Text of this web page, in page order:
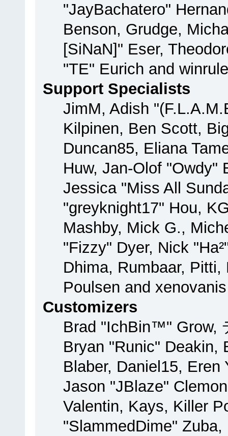
"JayBachatero"
Benson, Grudge,
[SiNaN]" Eser,
"TE" Eurich and
Support Specialists
JimM, Adish
Kilpinen, Ben Scott,
Duncan85, Eliana
Huw, Jan-Olof "Owdy"
Jessica "Miss All
"greyknight17" Hou,
Mashby, Mick G.,
"Fizzy" Dyer, Nick
Dhima, Rumbaar,
Poulsen and xenovanis
Customizers
Brad "IchBin™" Grow,
Bryan "Runic" Deakin,
Blaber, Daniel15,
Jason "JBlaze"
Valentin, Kays, Killer
"SlammedDime"